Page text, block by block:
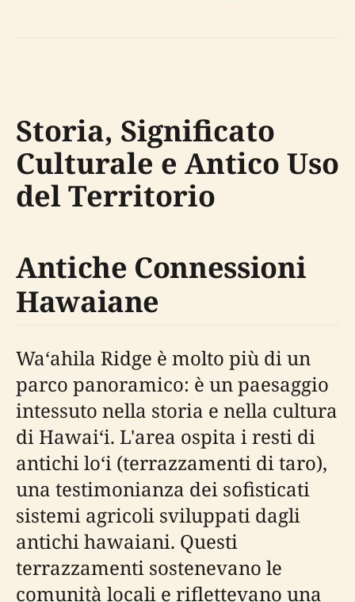
Storia, Significato
Culturale e Antico Uso
del Territorio
Antiche Connessioni
Hawaiane
Waʻahila Ridge è molto più di un
parco panoramico: è un paesaggio
intessuto nella storia e nella cultura
di Hawaiʻi. L'area ospita i resti di
antichi loʻi (terrazzamenti di taro),
una testimonianza dei sofisticati
sistemi agricoli sviluppati dagli
antichi hawaiani. Questi
terrazzamenti sostenevano le
comunità locali e riflettevano una